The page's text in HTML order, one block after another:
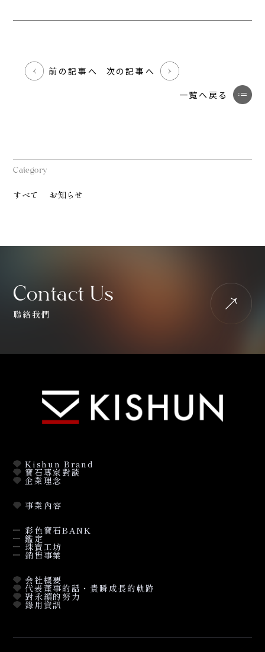
Category
すべて お知らせ
前の記事へ
一覧へ戻る
次の記事へ
Contact Us
聯絡我們
Kishun Brand
寶石專家對談
企業理念
事業內容
彩色寶石BANK
鑑定
珠寶工坊
銷售事業
会社概要
代表董事的話・貴瞬成長的軌跡
對永續的努力
錄用資訊